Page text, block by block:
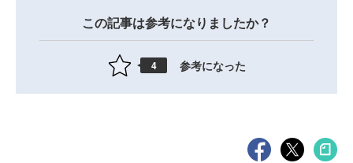
この記事は参考になりましたか？
4 参考になった